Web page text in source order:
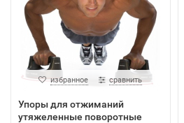
избранное сравнить
Упоры для отжиманий
утяжеленные поворотные